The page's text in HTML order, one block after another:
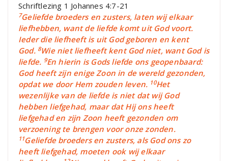
Schriftlezing 1 Johannes 4:7-21
7Geliefde broeders en zusters, laten wij elkaar
liefhebben, want de liefde komt uit God voort.
Ieder die liefheeft is uit God geboren en kent
God. 8Wie niet liefheeft kent God niet, want God is
liefde. 9En hierin is Gods liefde ons geopenbaard:
God heeft zijn enige Zoon in de wereld gezonden,
opdat we door Hem zouden leven. 10Het
wezenlijke van de liefde is niet dat wij God
hebben liefgehad, maar dat Hij ons heeft
liefgehad en zijn Zoon heeft gezonden om
verzoening te brengen voor onze zonden.
11Geliefde broeders en zusters, als God ons zo
heeft liefgehad, moeten ook wij elkaar